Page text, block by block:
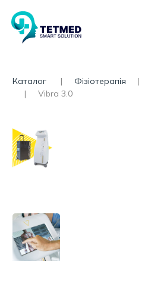
Каталог Фізіотерапія
Vibra 3.0